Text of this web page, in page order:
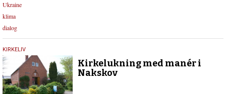
Ukraine
klima
dialog
1.
maj
2019
KIRKELIV
Kirkelukning med manér i
Nakskov